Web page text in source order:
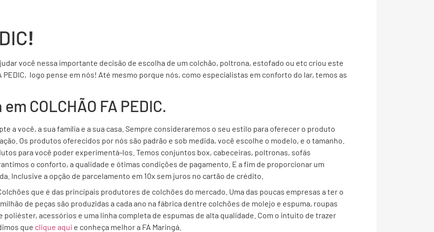
!
você nessa importante decisão de escolha de um colchão, poltrona, estofado ou etc criou este
PEDIC, logo pense em nós! Até mesmo porque nós, como especialistas em conforto do lar, temos as
COLCHÃO FA PEDIC.
a você, a sua família e a sua casa. Sempre consideraremos o seu estilo para oferecer o produto
Os produtos oferecidos por nós são padrão e sob medida, você escolhe o modelo, e o tamanho.
para você poder experimentá-los. Temos conjuntos box, cabeceiras, poltronas, sofás
o conforto, a qualidade e ótimas condições de pagamento. E a fim de proporcionar um
Inclusive a opção de parcelamento em 10x sem juros no cartão de crédito.
que é das principais produtores de colchões do mercado. Uma das poucas empresas a ter o
de peças são produzidas a cada ano na fábrica dentre colchões de molejo e espuma, roupas
poliéster, acessórios e uma linha completa de espumas de alta qualidade. Com o intuito de trazer
que clique aqui e conheça melhor a FA Maringá.